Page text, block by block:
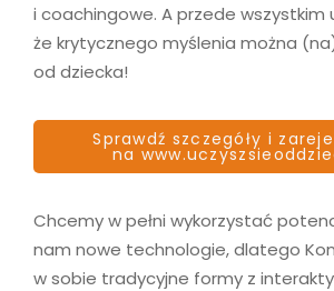
i coachingowe. A przede wszystkim
że krytycznego myślenia można
od dziecka!
Sprawdź szczegóły i
na
Chcemy w pełni wykorzystać
nam nowe technologie, dlatego
w sobie tradycyjne formy z